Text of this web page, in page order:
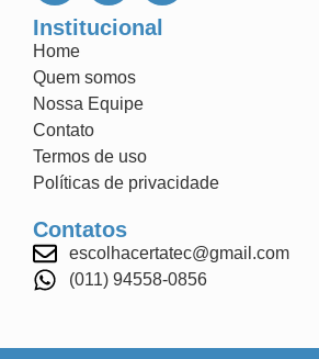
Institucional
Home
Quem somos
Nossa Equipe
Contato
Termos de uso
Políticas de privacidade
Contatos
escolhacertatec@gmail.com
(011) 94558-0856